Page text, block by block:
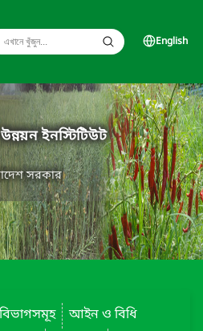
English
ইনস্টিটিউট
সরকার
বিভাগসমূহ
আইন ও বিধি